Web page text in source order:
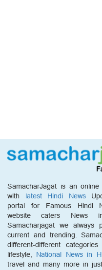
SamacharJagat is an
with latest Hindi News
portal for Famous Hindi
website caters News
Samacharjagat we always
current and trending.
different-different categories
lifestyle, National News in
travel and many more in